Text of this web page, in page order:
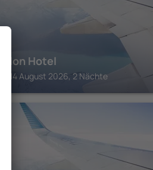
Hotel
14 August 2026, 2 Nächte